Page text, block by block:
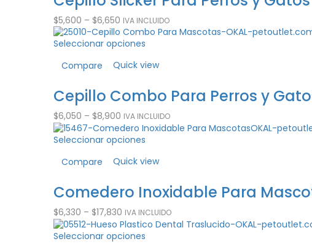
$5,600 – $6,650 IVA INCLUIDO
Seleccionar opciones
Compare
Quick view
Cepillo Combo Para Perros y
$6,050 – $8,900 IVA INCLUIDO
Seleccionar opciones
Compare
Quick view
Comedero Inoxidable Para
$6,330 – $17,830 IVA INCLUIDO
Seleccionar opciones